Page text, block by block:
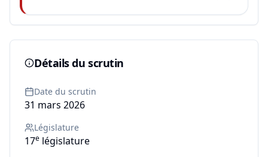
Détails du scrutin
Date du scrutin
31 mars 2026
Législature
17e législature